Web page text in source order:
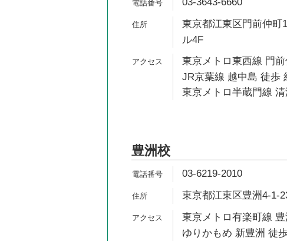
東京都江東区門前仲町
ル4F
東京メトロ東西線 門
JR京葉線 越中島 徒歩
東京メトロ半蔵門線
豊洲校
03-6219-2010
東京都江東区豊洲4-1-
東京メトロ有楽町線
ゆりかもめ 新豊洲 徒